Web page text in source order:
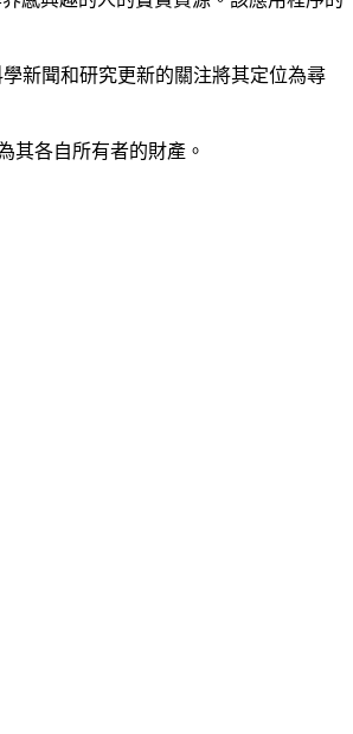
新聞和研究更新的關注將其定位為尋
其各自所有者的財產。